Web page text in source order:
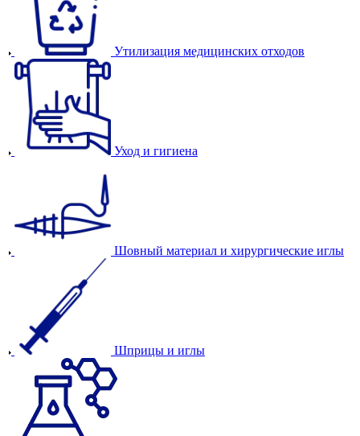
Утилизация медицинских отходов
Уход и гигиена
Шовный материал и хирургические иглы
Шприцы и иглы